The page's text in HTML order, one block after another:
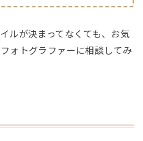
ルが決まってなくても、お気
ォトグラファーに相談してみ